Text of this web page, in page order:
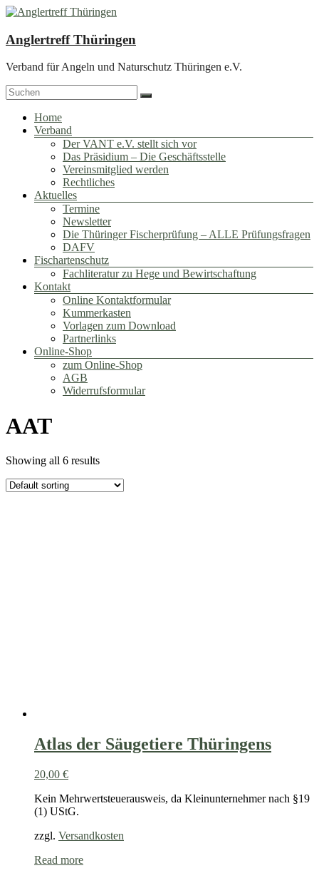
Zum
springen
Anglertreff Thüringen
Verband für Angeln und Naturschutz Thüringen e.V.
Menü
Home
Verband
Der VANT e.V. stellt sich vor
Das Präsidium – Die Geschäftsstelle
Vereinsmitglied werden
Rechtliches
Aktuelles
Termine
Newsletter
Die Thüringer Fischerprüfung – ALLE Prüfungsfragen
DAFV
Fischartenschutz
Fachliteratur zu Hege und Bewirtschaftung
Kontakt
Online Kontaktformular
Kummerkasten
Vorlagen zum Download
Partnerlinks
Online-Shop
zum Online-Shop
AGB
Widerrufsformular
AAT
Showing all 6 results
Atlas der Säugetiere Thüringens
20,00 €
Kein Mehrwertsteuerausweis, da Kleinunternehmer nach §19
(1) UStG.
zzgl. Versandkosten
Read more